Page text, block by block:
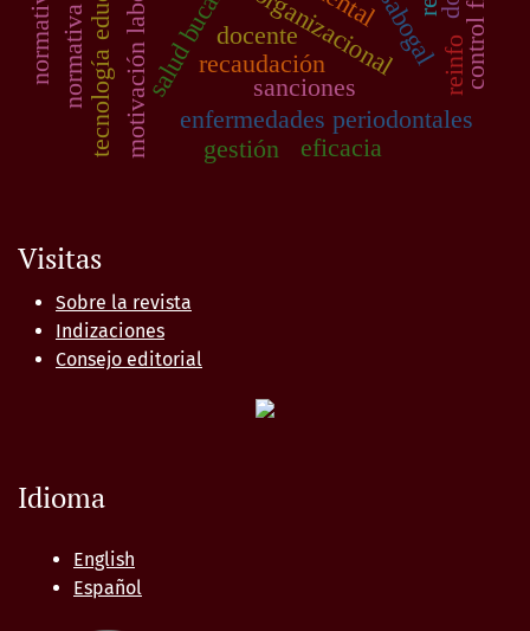
motivación laboralsalud bucal
enfermedades periodontales
docente
tecnología educativa reinfo
recaudación
sanciones
eficacia
gestión
Visitas
Sobre la revista
Indizaciones
Consejo editorial
Idioma
English
Español